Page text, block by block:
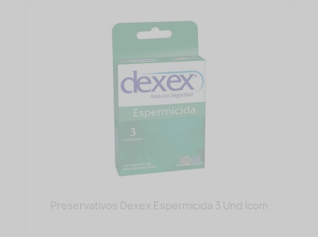
Preservativos Dexex Espermicida 3 Und Icom